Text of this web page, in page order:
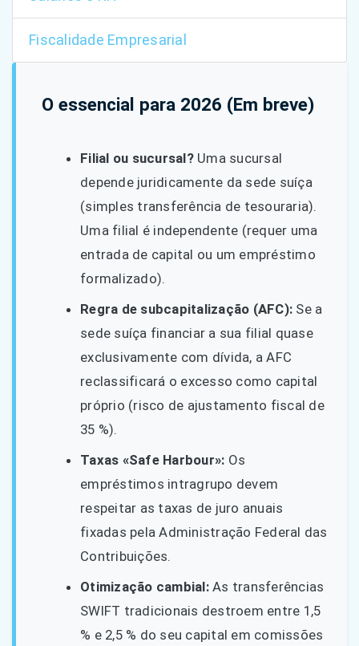
Fiscalidade Empresarial
O essencial para 2026 (Em breve)
Filial ou sucursal?Uma sucursal
depende juridicamente da sede suíça
(simples transferência de tesouraria).
Uma filial é independente (requer uma
entrada de capital ou um empréstimo
formalizado).
Regra de subcapitalização (AFC): Se a
sede suíça financiar a sua filial quase
exclusivamente com dívida, a AFC
reclassificará o excesso como capital
próprio (risco de ajustamento fiscal de
35 %).
Taxas «Safe Harbour»: Os
empréstimos intragrupo devem
respeitar as taxas de juro anuais
fixadas pela Administração Federal das
Contribuições.
Otimização cambial:As transferências
SWIFT tradicionais destroem entre 1,5
% e 2,5 % do seu capital em comissões